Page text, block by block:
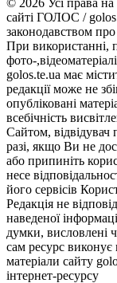
© 2026 Усі права на
сайті ГОЛОС /
законодавством
При використанні,
фото-
golos.te.ua має
редакції може не
опубліковані
всебічність
Сайтом, відвідувач
разі, якщо Ви не
або припиніть
несе
його сервісів
Редакція не
наведеної
думки, висловлені
сам ресурс виконує
матеріали сайту
інтернет-ресурсу